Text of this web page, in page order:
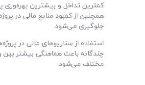
کمترین تداخل و بیشترین بهره‌وری
همچنین از کمبود منابع مالی در
جلوگیری می‌شود.
استفاده از سناریوهای مالی در
چندگانه باعث هماهنگی بیشتر بین
مختلف می‌شود.